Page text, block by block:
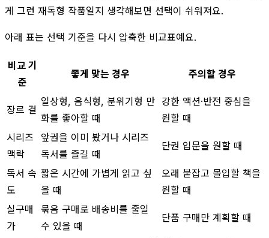
게 그런 재독형 작품일지 생각해보면 선택이 쉬워져요.
아래 표는 선택 기준을 다시 압축한 비교표예요.
비교 기
준
좋게 맞는 경우 주의할 경우
장르 결
일상형, 음식형, 분위기형 만
화를 좋아할 때
강한 액션·반전 중심을
원할 때
시리즈
맥락
앞권을 이미 봤거나 시리즈
독서를 즐길 때
단권 입문을 원할 때
독서 속
도
짧은 시간에 가볍게 읽고 싶
을 때
오래 붙잡고 몰입할 책을
원할 때
실구매
가
묶음 구매로 배송비를 줄일
수 있을 때
단품 구매만 계획할 때